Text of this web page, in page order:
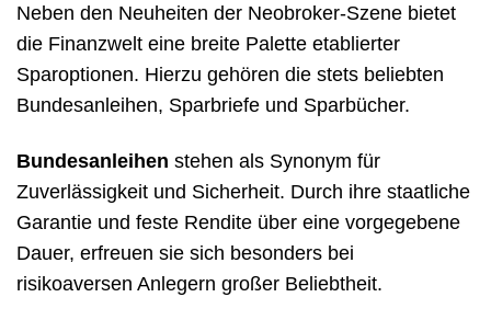
Neben den Neuheiten der Neobroker-Szene bietet
die Finanzwelt eine breite Palette etablierter
Sparoptionen. Hierzu gehören die stets beliebten
Bundesanleihen, Sparbriefe und Sparbücher.
Bundesanleihen stehen als Synonym für
Zuverlässigkeit und Sicherheit. Durch ihre staatliche
Garantie und feste Rendite über eine vorgegebene
Dauer, erfreuen sie sich besonders bei
risikoaversen Anlegern großer Beliebtheit.